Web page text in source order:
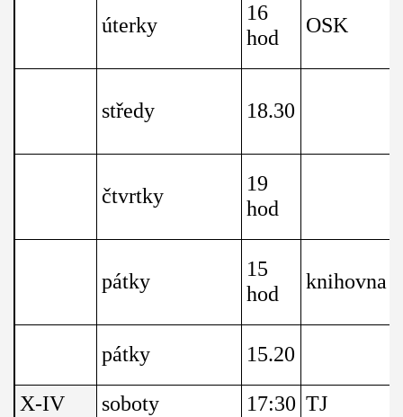
úterky
16
hod
OSK
středy 18.30
čtvrtky
19
hod
pátky
15
hod
knihovna
pátky 15.20
X-IV soboty 17:30 TJ